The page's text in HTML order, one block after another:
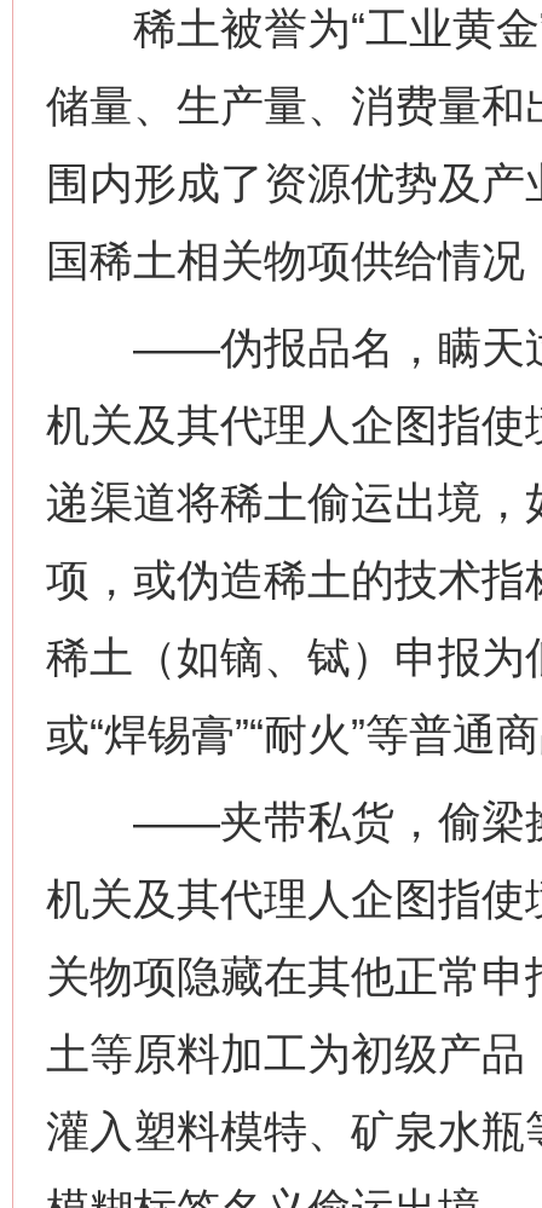
稀土被誉为“工业黄金
储量、生产量、消费量
围内形成了资源优势及
国稀土相关物项供给情
——伪报品名，瞒天过
机关及其代理人企图指
递渠道将稀土偷运出境
项，或伪造稀土的技术
稀土（如镝、铽）申报
或“焊锡膏”“耐火”等普通
——夹带私货，偷梁换
机关及其代理人企图指
关物项隐藏在其他正常
土等原料加工为初级产
灌入塑料模特、矿泉水